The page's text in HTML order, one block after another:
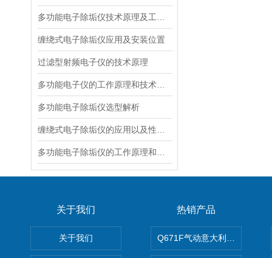
缠绕式电子除垢仪应用及安装位置
​过滤型射频电子仪的技术原理
多功能电子除垢仪选型解析
关于我们
关于我们
热销产品
Q671F气动意大利式薄型球阀